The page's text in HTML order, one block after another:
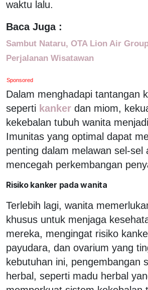
waktu lalu.
Baca Juga :
Sambut Nataru, OTA Lion Air
Perjalanan Wisatawan
Sponsored
Dalam menghadapi tantangan
seperti kanker dan miom,
kekebalan tubuh wanita
Imunitas yang optimal dapat
penting dalam melawan sel-sel
mencegah perkembangan
Risiko kanker pada wanita
Terlebih lagi, wanita
khusus untuk menjaga
mereka, mengingat risiko
payudara, dan ovarium yang
kebutuhan ini, pengembangan
herbal, seperti madu herbal